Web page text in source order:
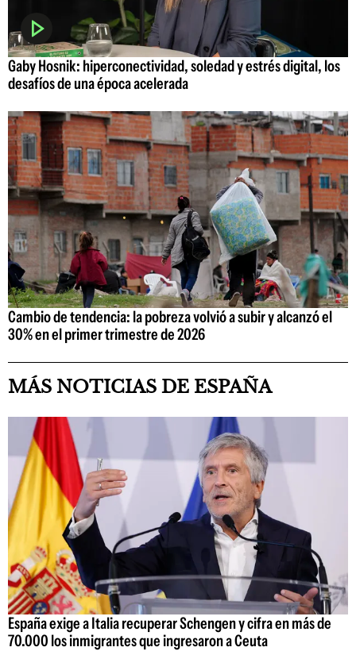
Gaby Hosnik: hiperconectividad, soledad y estrés digital, los
desafíos de una época acelerada
Cambio de tendencia: la pobreza volvió a subir y alcanzó el
30% en el primer trimestre de 2026
MÁS NOTICIAS DE ESPAÑA
España exige a Italia recuperar Schengen y cifra en más de
70.000 los inmigrantes que ingresaron a Ceuta